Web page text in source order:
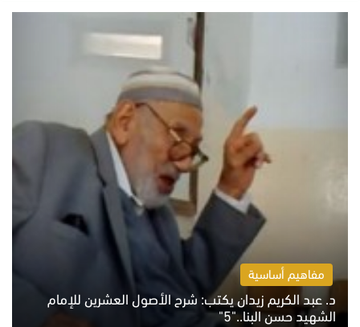
مفاهيم أساسية
د. عبد الكريم زيدان يكتب: شرح الأصول العشرين للإمام
الشهيد حسن البنا.."5"